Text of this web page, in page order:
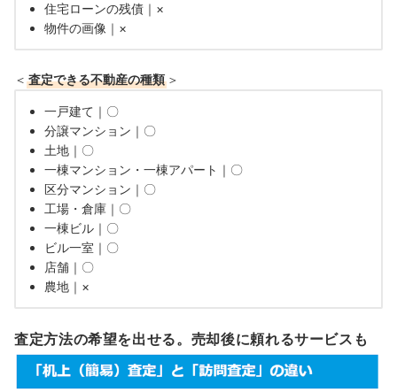
住宅ローンの残債｜×
物件の画像｜×
＜ 査定できる不動産の種類 ＞
一戸建て｜〇
分譲マンション｜〇
土地｜〇
一棟マンション・一棟アパート｜〇
区分マンション｜〇
工場・倉庫｜〇
一棟ビル｜〇
ビル一室｜〇
店舗｜〇
農地｜×
査定方法の希望を出せる。売却後に頼れるサービスも